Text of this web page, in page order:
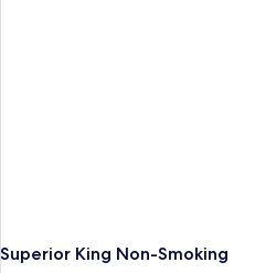
Superior King Non-Smoking